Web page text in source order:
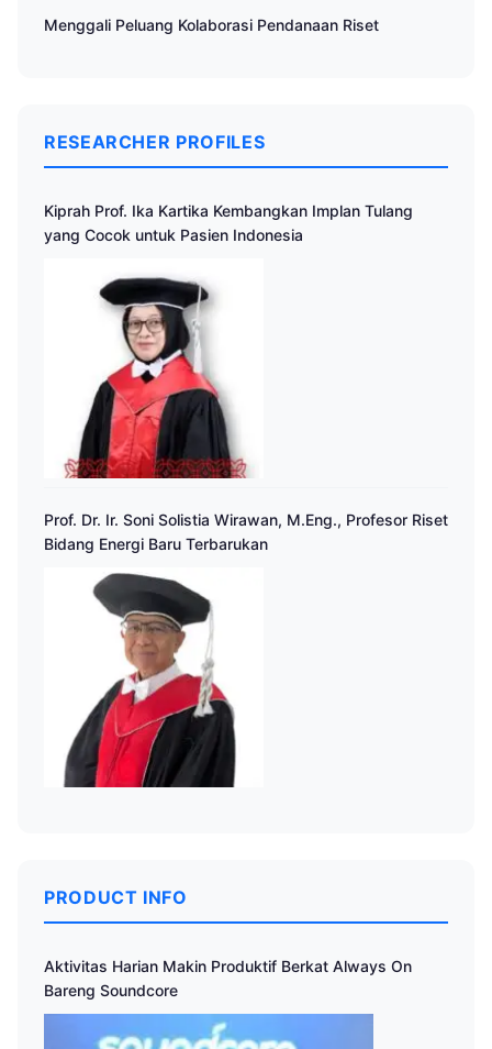
Menggali Peluang Kolaborasi Pendanaan Riset
RESEARCHER PROFILES
Kiprah Prof. Ika Kartika Kembangkan Implan Tulang
yang Cocok untuk Pasien Indonesia
Prof. Dr. Ir. Soni Solistia Wirawan, M.Eng., Profesor Riset
Bidang Energi Baru Terbarukan
PRODUCT INFO
Aktivitas Harian Makin Produktif Berkat Always On
Bareng Soundcore